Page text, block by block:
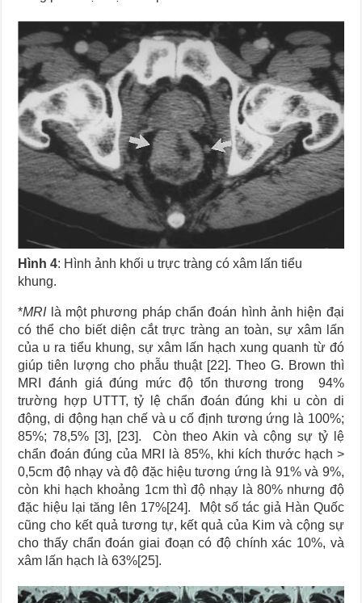
Hình 4: Hình ảnh khối u trực tràng có xâm lấn tiểu
khung.
*MRIlà một phương pháp chẩn đoán hình ảnh hiện đại
có thể cho biết diện cắt trực tràng an toàn, sự xâm lấn
của u ra tiểu khung, sự xâm lấn hạch xung quanh từ đó
giúp tiên lượng cho phẫu thuật [22]. Theo G. Brown thì
MRI đánh giá đúng mức độ tổn thương trong 94%
trường hợp UTTT, tỷ lệ chẩn đoán đúng khi u còn di
động, di động hạn chế và u cố định tương ứng là 100%;
85%; 78,5% [3], [23]. Còn theo Akin và cộng sự tỷ lệ
chẩn đoán đúng của MRI là 85%, khi kích thước hạch >
0,5cm độ nhạy và độ đặc hiệu tương ứng là 91% và 9%,
còn khi hạch khoảng 1cm thì độ nhạy là 80% nhưng độ
đặc hiệu lại tăng lên 17%[24]. Một số tác giả Hàn Quốc
cũng cho kết quả tương tự, kết quả của Kim và cộng sự
cho thấy chẩn đoán giai đoạn có độ chính xác 10%, và
xâm lấn hạch là 63%[25].